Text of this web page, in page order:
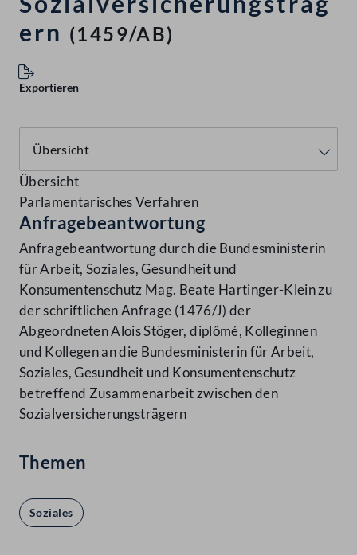
ern (1459/AB)
Exportieren
Übersicht
Parlamentarisches Verfahren
Anfragebeantwortung
Anfragebeantwortung durch die Bundesministerin
für Arbeit, Soziales, Gesundheit und
Konsumentenschutz Mag. Beate Hartinger-Klein zu
der schriftlichen Anfrage (1476/J) der
Abgeordneten Alois Stöger, diplômé, Kolleginnen
und Kollegen an die Bundesministerin für Arbeit,
Soziales, Gesundheit und Konsumentenschutz
betreffend Zusammenarbeit zwischen den
Sozialversicherungsträgern
Themen
Soziales